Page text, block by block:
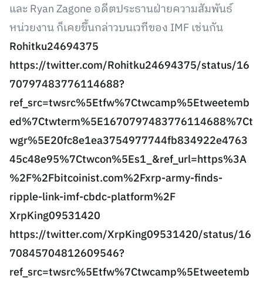
และ Ryan Zagone อดีตประธานฝ่ายความสัมพันธ์
หน่วยงาน ก็เคยขึ้นกล่าวบนเวทีของ IMF เช่นกัน
Rohitku24694375
https://twitter.com/Rohitku24694375/status/16
70797483776114688?
ref_src=twsrc%5Etfw%7Ctwcamp%5Etweetemb
ed%7Ctwterm%5E1670797483776114688%7Ct
wgr%5E20fc8e1ea3754977744fb834922e4763
45c48e95%7Ctwcon%5Es1_&ref_url=https%3A
%2F%2Fbitcoinist.com%2Fxrp-army-finds-
ripple-link-imf-cbdc-platform%2F
XrpKing09531420
https://twitter.com/XrpKing09531420/status/16
70845704812609546?
ref_src=twsrc%5Etfw%7Ctwcamp%5Etweetemb